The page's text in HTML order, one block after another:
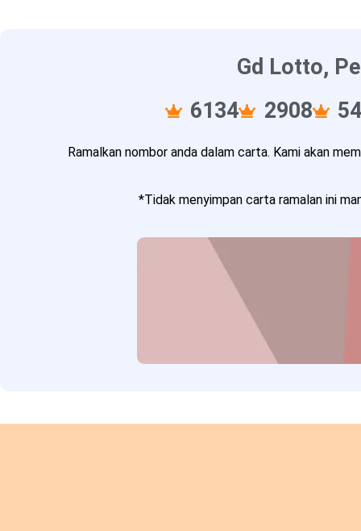
Gd Lotto,
6134
2908
Ramalkan nombor anda dalam carta. Kami akan
*Tidak menyimpan carta ramalan ini